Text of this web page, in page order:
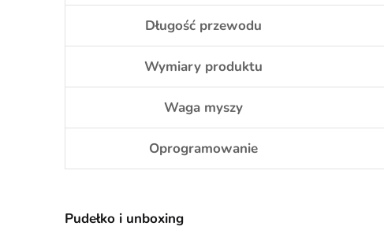
Długość przewodu
Wymiary produktu
Waga myszy
Oprogramowanie
Pudełko i unboxing